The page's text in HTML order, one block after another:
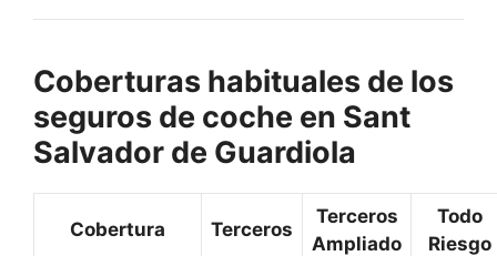
Coberturas habituales de los
seguros de coche en Sant
Salvador de Guardiola
Cobertura Terceros
Terceros
Ampliado
Todo
Riesgo